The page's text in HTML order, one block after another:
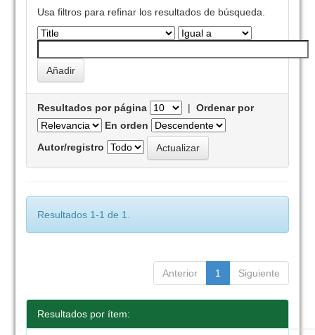
Usa filtros para refinar los resultados de búsqueda.
Resultados por página |Ordenar por
En orden
Autor/registro
Resultados 1-1 de 1.
Anterior 1 Siguiente
Resultados por ítem: